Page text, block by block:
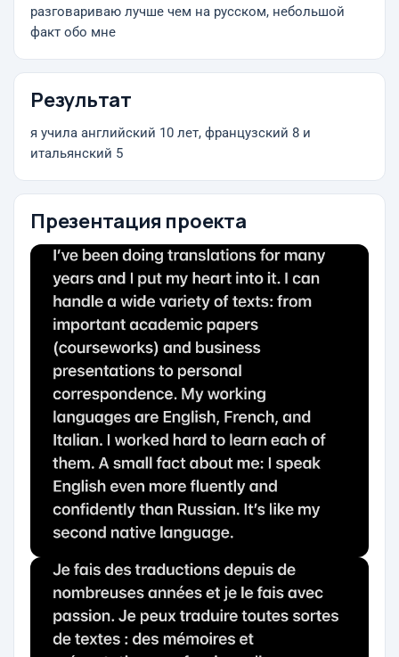
разговариваю лучше чем на русском, небольшой
факт обо мне
Результат
я учила английский 10 лет, французский 8 и
итальянский 5
Презентация проекта